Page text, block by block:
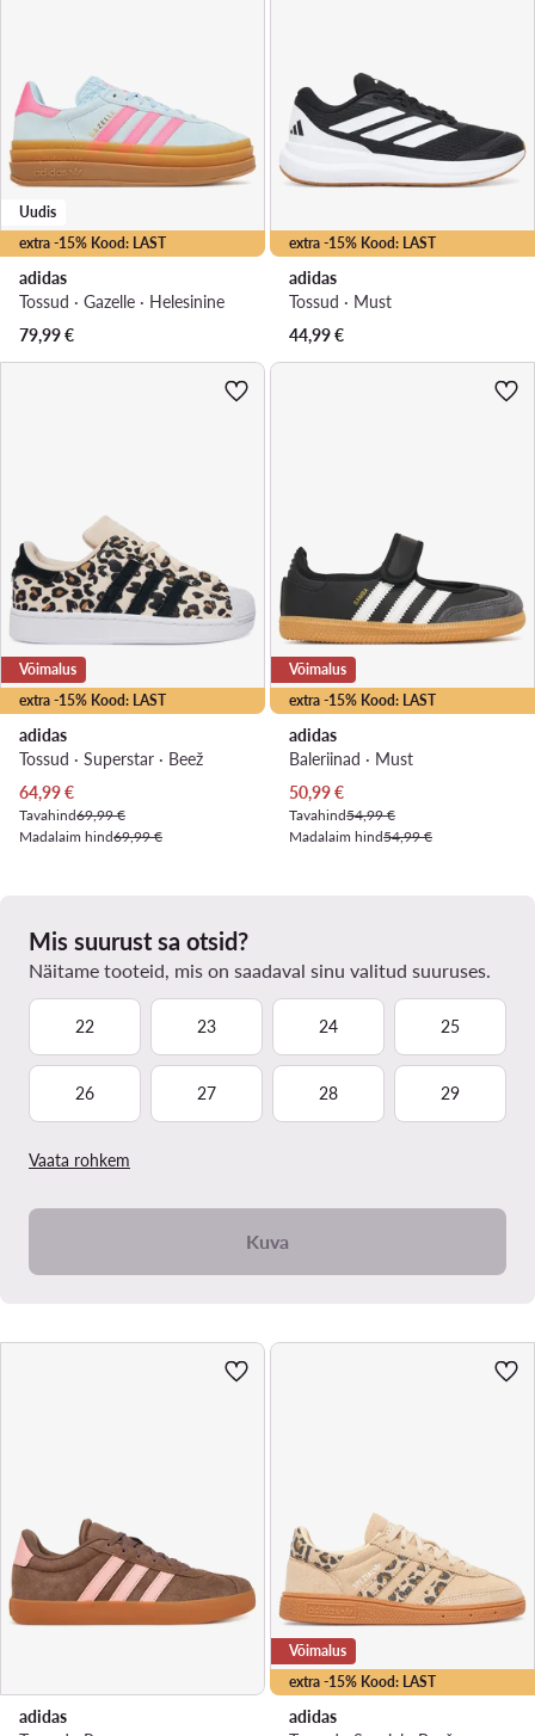
extra -15% Kood: LAST
Uudis
adidas
Tossud · Gazelle · Helesinine
79,99€
extra -15% Kood: LAST
adidas
Tossud · Must
44,99€
extra -15% Kood: LAST
Võimalus
adidas
Tossud · Superstar · Beež
Praegune hind
64,99€
Tavahind69,99 €
Madalaim hind69,99 €
extra -15% Kood: LAST
Võimalus
adidas
Baleriinad · Must
Praegune hind
50,99€
Tavahind54,99 €
Madalaim hind54,99 €
Mis suurust sa otsid?
Näitame tooteid, mis on saadaval sinu valitud suuruses.
22 23 24 25
26 27 28 29
Vaata rohkem
Kuva
adidas
extra -15% Kood: LAST
Võimalus
adidas